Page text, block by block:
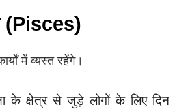
(Pisces)
में व्यस्त रहेंगे।
के क्षेत्र से जुड़े लोगों के लिए दिन